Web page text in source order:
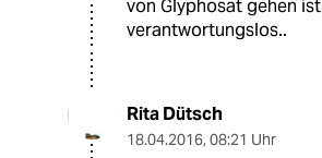
von Glyphosat gehen ist
verantwortungslos..
Rita Dütsch
18.04.2016, 08:21 Uhr